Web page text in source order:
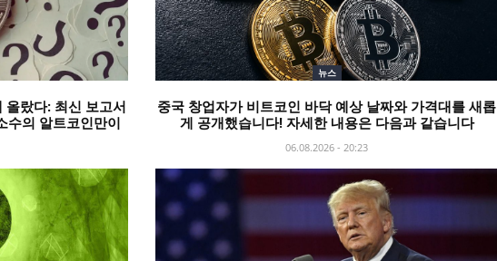
올랐다: 최신 보고서
수의 알트코인만이
뉴스
중국 창업자가 비트코인 바닥 예상 날짜와 가격대를 새롭
게 공개했습니다! 자세한 내용은 다음과 같습니다
06.08.2026 - 20:23